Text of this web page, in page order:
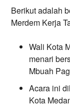
Berikut adalah
Merdem Kerja
Wali Kota
menari
Mbuah
Acara ini
Kota